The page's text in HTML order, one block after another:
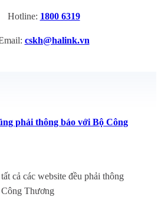
Hotline: 1800 6319
cskh@halink.vn
phải thông báo với Bộ Công
cả các website đều phải thông
Thương